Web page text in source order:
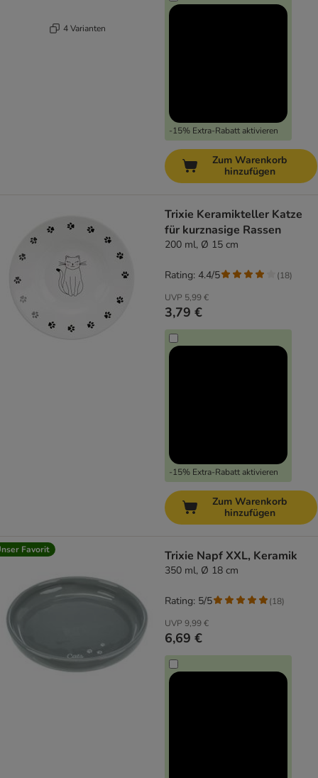
4 Varianten
-15% Extra-Rabatt aktivieren
Zum Warenkorb
hinzufügen
Trixie Keramikteller Katze
für kurznasige Rassen
200 ml, Ø 15 cm
UVP 5,99 €
3,79 €
-15% Extra-Rabatt aktivieren
Rating: 4.4/5 (18)
Zum Warenkorb
hinzufügen
Favorit Trixie Napf XXL, Keramik
350 ml, Ø 18 cm
UVP 9,99 €
6,69 €
Rating: 5/5 (18)